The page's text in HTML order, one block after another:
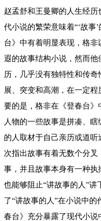
赵孟舒和王曼卿的人生经
代小说的繁荣意味着“‘故事
台》中有着明显表现，格
遐的故事结构小说，然而
历，几乎没有独特性和传
展、突变和高潮，在一定
要的是，格非在《登春台
人物的一些故事是拼凑、
的人取材于自己亲历或道
次指出故事有着无数个分
事，并且故事本身有一种执
也能够阻止“讲故事的人”
了“讲故事的人”在小说中
春台》充分暴露了现代小说